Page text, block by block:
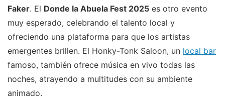
Faker. El Donde la Abuela Fest 2025 es otro evento
muy esperado, celebrando el talento local y
ofreciendo una plataforma para que los artistas
emergentes brillen. El Honky-Tonk Saloon, un local bar
famoso, también ofrece música en vivo todas las
noches, atrayendo a multitudes con su ambiente
animado.